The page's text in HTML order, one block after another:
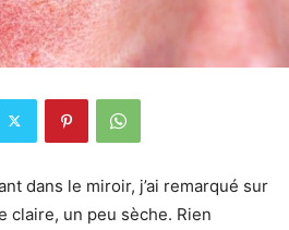
dans le miroir, j’ai remarqué sur
claire, un peu sèche. Rien